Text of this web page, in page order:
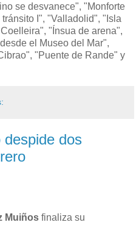
se desvanece", "Monforte
I", "Valladolid", "Isla
"Ínsua de arena",
el Museo del Mar",
"Puente de Rande" y
despide dos
Muiños finaliza su